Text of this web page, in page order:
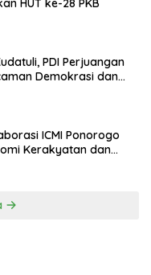
HUT ke-28 PKB
PDI Perjuangan
Demokrasi dan
ICMI Ponorogo
Kerakyatan dan